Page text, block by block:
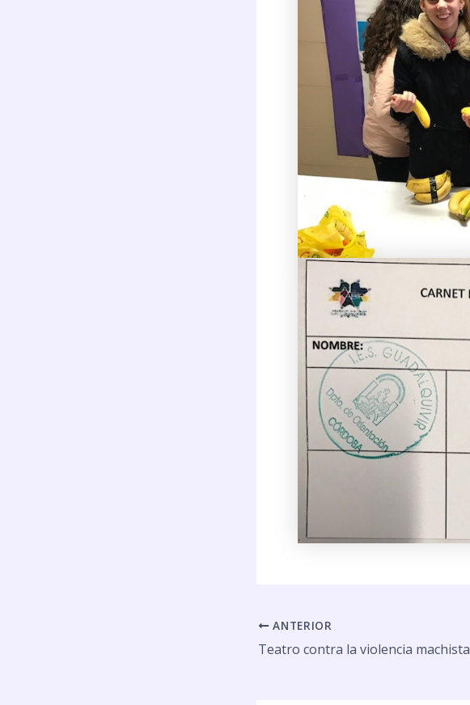
ANTERIOR
Teatro contra la violencia machista